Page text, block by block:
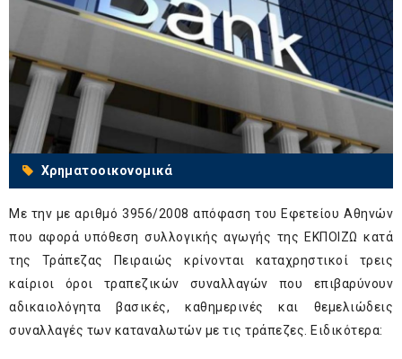
Χρηματοοικονομικά
Με την με αριθμό 3956/2008 απόφαση του Εφετείου Αθηνών
που αφορά υπόθεση συλλογικής αγωγής της ΕΚΠΟΙΖΩ κατά
της Τράπεζας Πειραιώς κρίνονται καταχρηστικοί τρεις
καίριοι όροι τραπεζικών συναλλαγών που επιβαρύνουν
αδικαιολόγητα βασικές, καθημερινές και θεμελιώδεις
συναλλαγές των καταναλωτών με τις τράπεζες. Ειδικότερα: